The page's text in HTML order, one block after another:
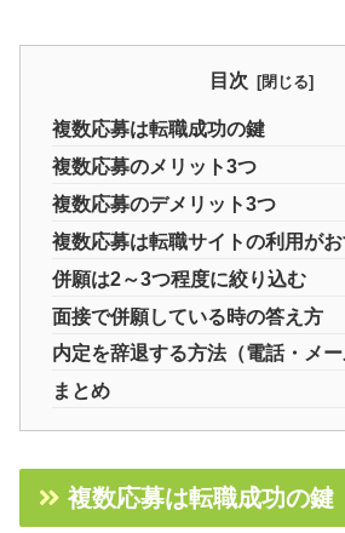
目次
複数応募は転職成功の鍵
複数応募のメリット3つ
複数応募のデメリット3つ
複数応募は転職サイトの利用が
併願は2～3つ程度に絞り込む
面接で併願している時の答え方
内定を辞退する方法（電話・メー
まとめ
複数応募は転職成功の鍵